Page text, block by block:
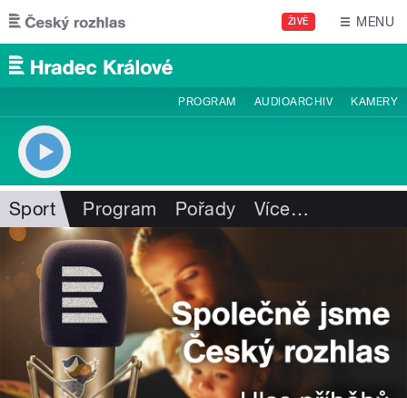
Přejít k hlavnímu obsahu
ŽIVĚ MENU
PROGRAM AUDIOARCHIV KAMERY
Sport Program Pořady Více…